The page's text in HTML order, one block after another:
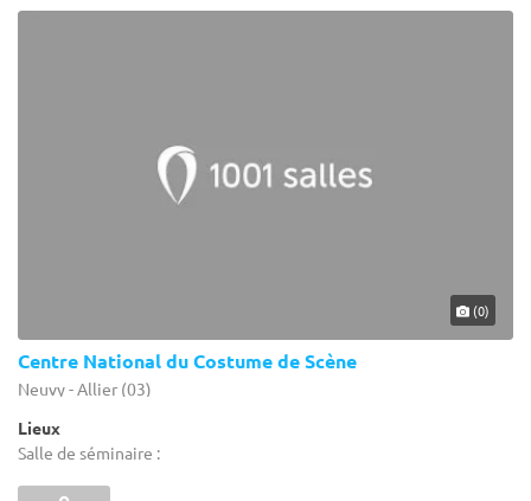
(0)
Centre National du Costume de Scène
Neuvy - Allier (03)
Lieux
Salle de séminaire :